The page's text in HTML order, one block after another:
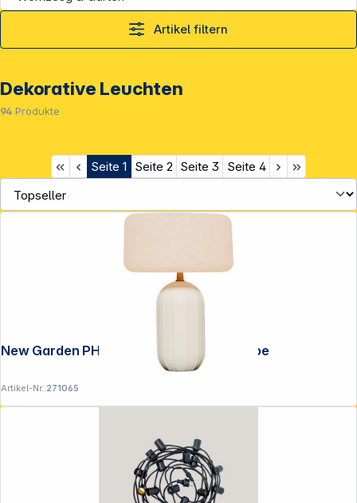
Artikel filtern
Dekorative Leuchten
94 Produkte
Seite 1 Seite 2 Seite 3 Seite 4
New Garden PHOEBE 40 beige Tischlampe
Artikel-Nr.:271065